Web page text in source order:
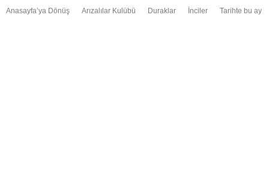
Anasayfa’ya Dönüş Arızalılar Kulübü Duraklar İnciler Tarihte bu ay